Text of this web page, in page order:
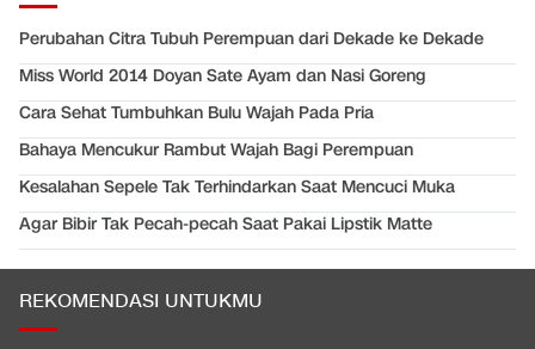
Perubahan Citra Tubuh Perempuan dari Dekade ke Dekade
Miss World 2014 Doyan Sate Ayam dan Nasi Goreng
Cara Sehat Tumbuhkan Bulu Wajah Pada Pria
Bahaya Mencukur Rambut Wajah Bagi Perempuan
Kesalahan Sepele Tak Terhindarkan Saat Mencuci Muka
Agar Bibir Tak Pecah-pecah Saat Pakai Lipstik Matte
REKOMENDASI UNTUKMU